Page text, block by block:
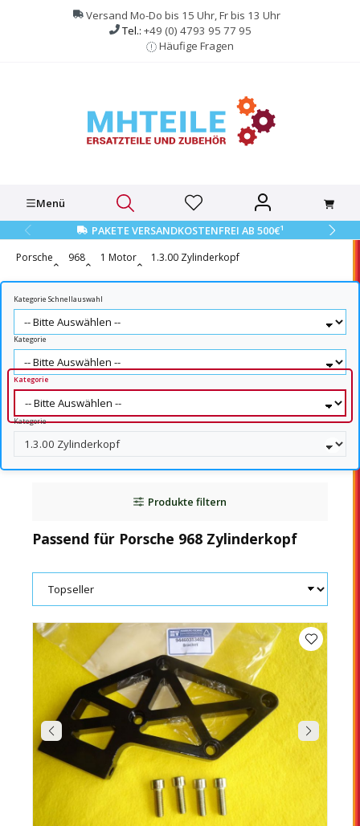
springen
Versand Mo-Do bis 15 Uhr, Fr bis 13 Uhr
Tel.: +49 (0) 4793 95 77 95
Häufige Fragen
Menü
PAKETE VERSANDKOSTENFREI AB 500€1
Porsche 968 1 Motor 1.3.00 Zylinderkopf
Kategorie Schnellauswahl
Kategorie
Kategorie
Kategorie
Produkte filtern
Passend für Porsche 968 Zylinderkopf